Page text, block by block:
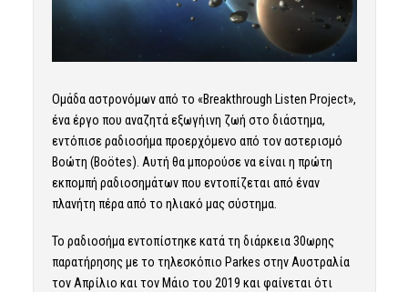
Ομάδα αστρονόμων από το «Breakthrough Listen Project»,
ένα έργο που αναζητά εξωγήινη ζωή στο διάστημα,
εντόπισε ραδιοσήμα προερχόμενο από τον αστερισμό
Βοώτη (Boötes). Αυτή θα μπορούσε να είναι η πρώτη
εκπομπή ραδιοσημάτων που εντοπίζεται από έναν
πλανήτη πέρα από το ηλιακό μας σύστημα.
Το ραδιοσήμα εντοπίστηκε κατά τη διάρκεια 30ωρης
παρατήρησης με το τηλεσκόπιο Parkes στην Αυστραλία
τον Απρίλιο και τον Μάιο του 2019 και φαίνεται ότι